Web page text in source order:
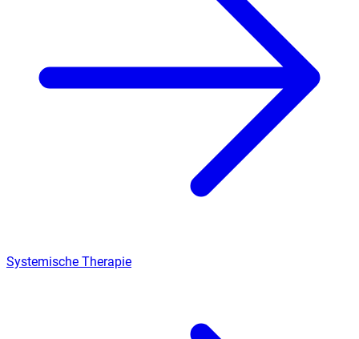
Systemische Therapie